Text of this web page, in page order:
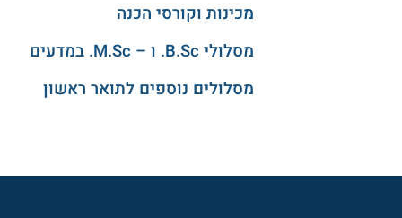
מכינות וקורסי הכנה
מסלולי B.Sc. ו – M.Sc. במדעים
מסלולים נוספים לתואר ראשון